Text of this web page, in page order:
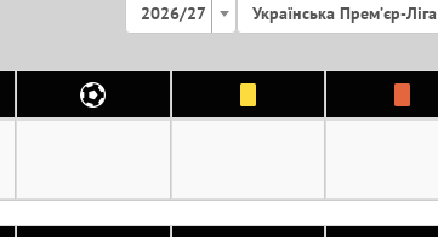
2026/27 Українська Премʼєр-Ліга